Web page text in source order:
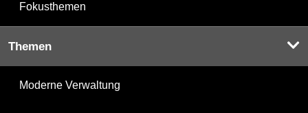
Fokusthemen
Themen
Moderne Verwaltung